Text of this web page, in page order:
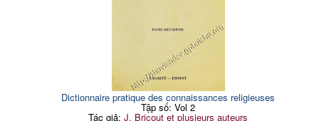
Dictionnaire pratique des connaissances religieuses
Tập số: Vol 2
Tác giả:J. Bricout et plusieurs auteurs